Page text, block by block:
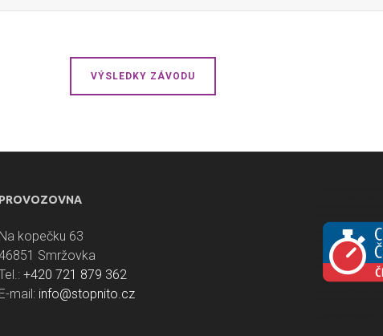
VÝSLEDKY ZÁVODU
PROVOZOVNA
Na kopečku 63
Smržovka
+420 721 879 362
E-mail: info@stopnito.cz